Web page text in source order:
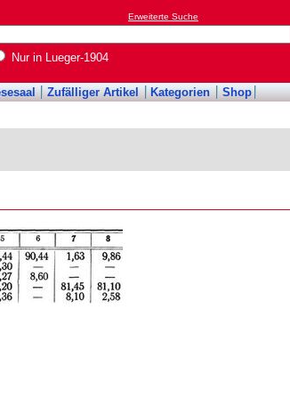
Erweiterte Suche
Nur in Lueger-1904
Zufälliger Artikel Kategorien Shop